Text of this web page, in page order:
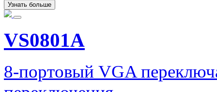
Узнать больше
VS0801A
8-портовый VGA